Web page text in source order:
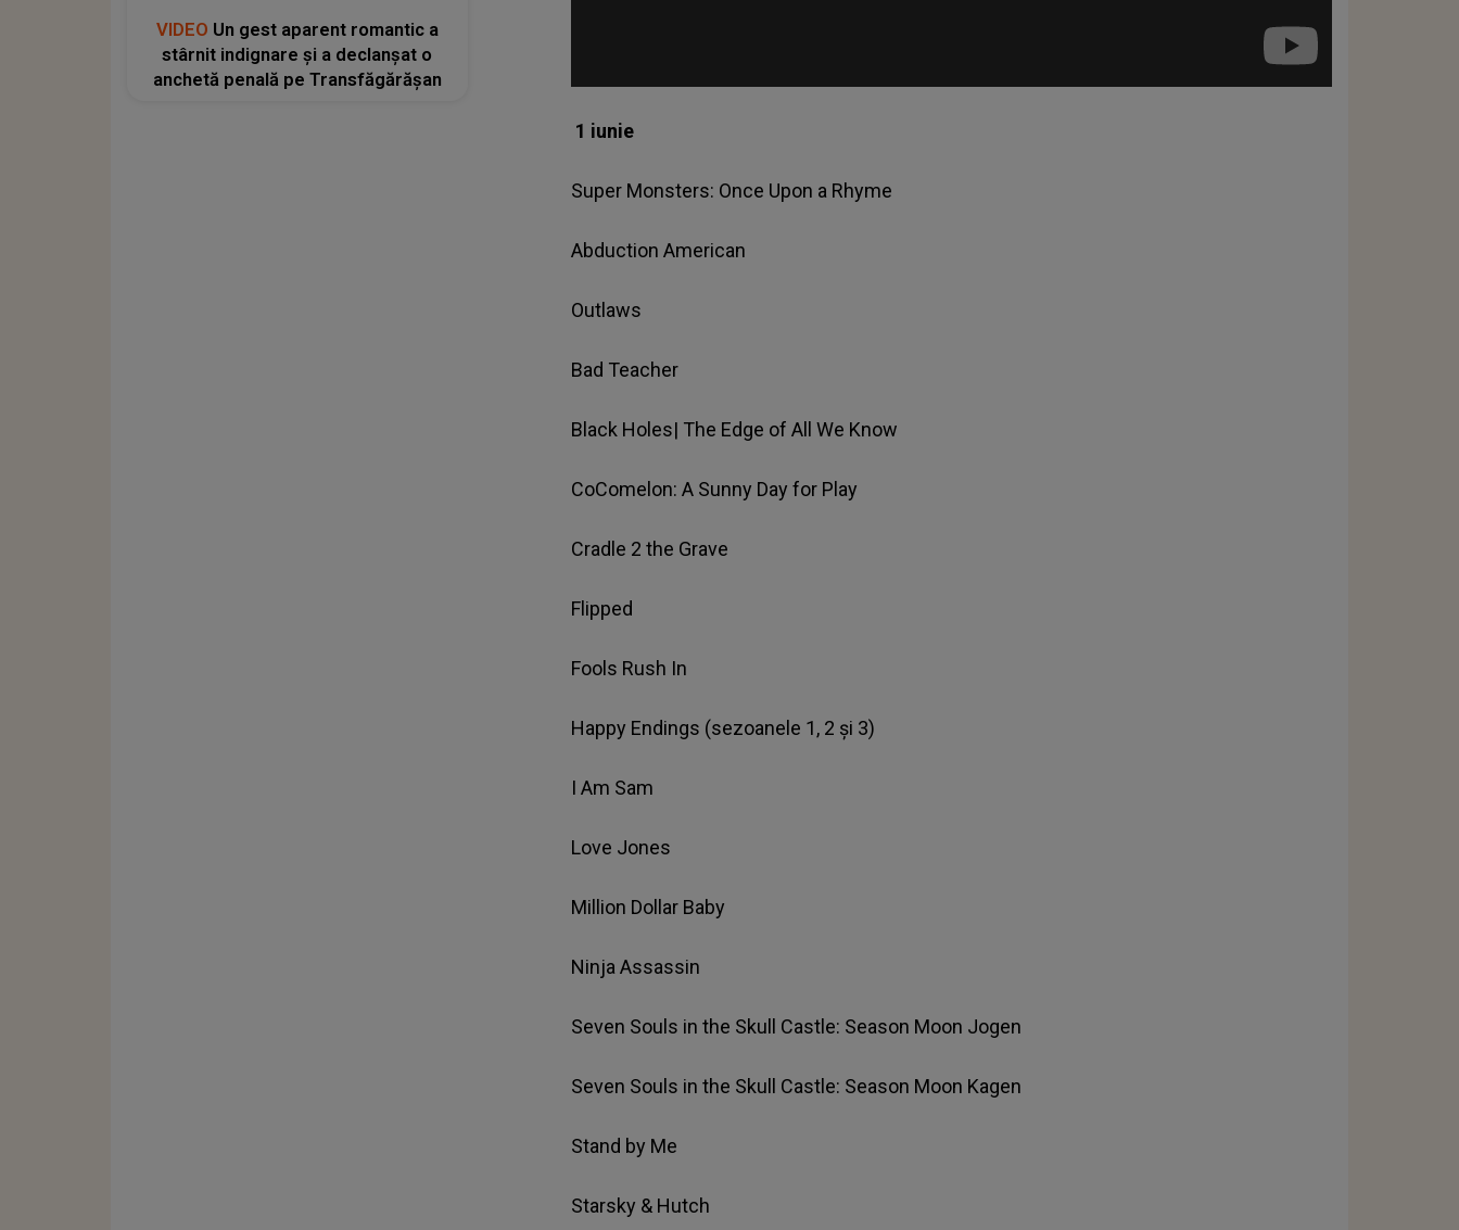
1 iunie
Super Monsters: Once Upon a Rhyme
Abduction American
Outlaws
Bad Teacher
Black Holes| The Edge of All We Know
CoComelon: A Sunny Day for Play
Cradle 2 the Grave
Flipped
Fools Rush In
Happy Endings (sezoanele 1, 2 şi 3)
I Am Sam
Love Jones
Million Dollar Baby
Ninja Assassin
Seven Souls in the Skull Castle: Season Moon Jogen
Seven Souls in the Skull Castle: Season Moon Kagen
Stand by Me
Starsky & Hutch
VIDEO Un gest aparent romantic a
stârnit indignare și a declanșat o
anchetă penală pe Transfăgărășan